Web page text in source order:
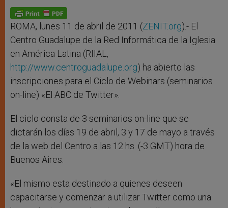
p
p
g
e
r
o
k
ROMA, lunes 11 de abril de 2011 (ZENIT.org).- El
Centro Guadalupe de la Red Informática de la Iglesia
en América Latina (RIIAL,
http://www.centroguadalupe.org) ha abierto las
inscripciones para el Ciclo de Webinars (seminarios
on-line) «El ABC de Twitter».
El ciclo consta de 3 seminarios on-line que se
dictarán los días 19 de abril, 3 y 17 de mayo a través
de la web del Centro a las 12 hs. (-3 GMT) hora de
Buenos Aires.
«El mismo esta destinado a quienes deseen
capacitarse y comenzar a utilizar Twitter como una